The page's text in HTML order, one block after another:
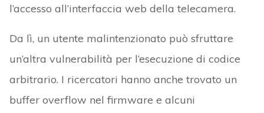
l’accesso all’interfaccia web della telecamera.
Da lì, un utente malintenzionato può sfruttare
un’altra vulnerabilità per l’esecuzione di codice
arbitrario. I ricercatori hanno anche trovato un
buffer overflow nel firmware e alcuni